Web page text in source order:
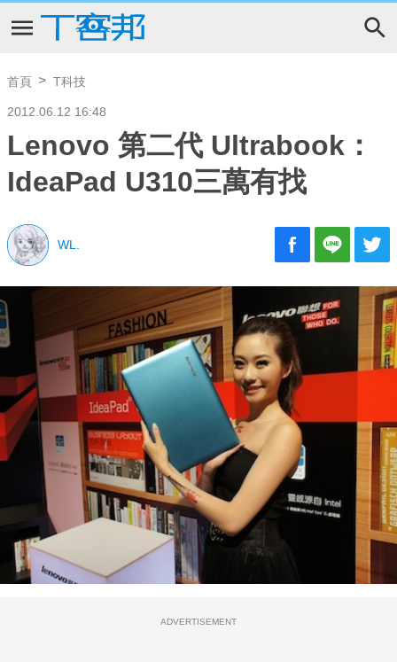
首頁 T科技
2012.06.12 16:48
Lenovo 第二代 Ultrabook：
IdeaPad U310三萬有找
WL.
ADVERTISEMENT